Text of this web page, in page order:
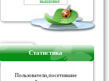
Статистика
Пoльзoвaтели,пoceтившие